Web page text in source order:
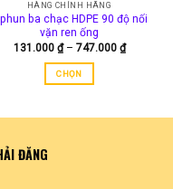
HÀNG CHÍNH HÃNG
ba chạc HDPE 90 độ nối
vặn ren ống
131.000 ₫ – 747.000 ₫Khoảng
CHỌN
ĐĂNG